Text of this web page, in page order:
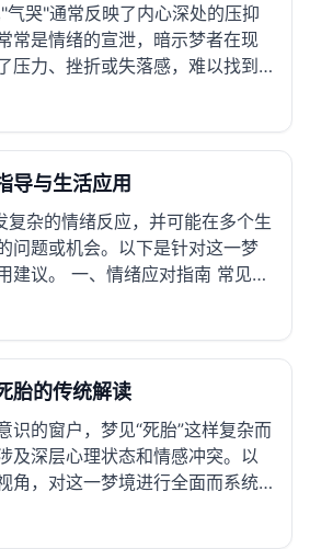
哭"通常反映了内心深处的压抑
常是情绪的宣泄，暗示梦者在现
压力、挫折或失落感，难以找到
。气哭不仅是一种情感的释放，
的情感状态，寻找适合的途径来
...
导与生活应用
复杂的情绪反应，并可能在多个生
问题或机会。以下是针对这一梦
建议。 一、情绪应对指南 常见情
，您可能会感到焦虑、恐惧、悲
忧。它们可能反映出内心深处对
胎的传统解读
识的窗户，梦见“死胎”这样复杂而
及深层心理状态和情感冲突。以
角，对这一梦境进行全面而系统
析学派视角 弗洛伊德理论解析